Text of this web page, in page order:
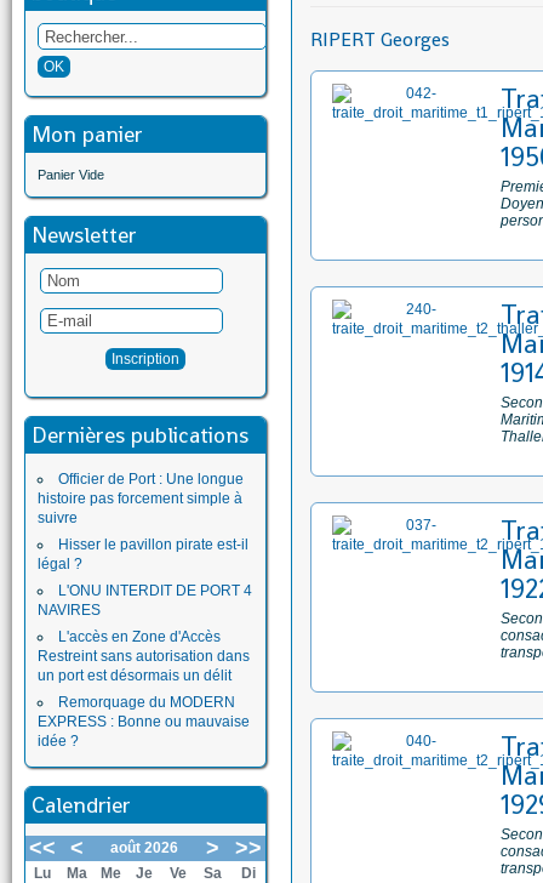
Mon panier
Panier Vide
Newsletter
Dernières publications
Officier de Port : Une longue
histoire pas forcement simple à
suivre
Hisser le pavillon pirate est-il
légal ?
L'ONU INTERDIT DE PORT 4
NAVIRES
L'accès en Zone d'Accès
Restreint sans autorisation dans
un port est désormais un délit
Remorquage du MODERN
EXPRESS : Bonne ou mauvaise
idée ?
Calendrier
<< < août 2026 > >>
Lu Ma Me Je Ve Sa
Di
RIPERT Georges